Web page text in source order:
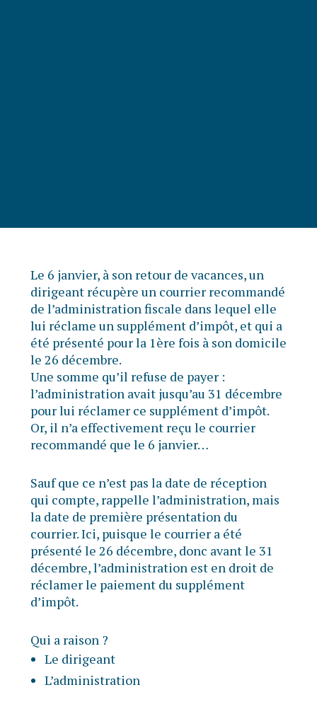
Le 6 janvier, à son retour de vacances, un
dirigeant récupère un courrier recommandé
de l’administration fiscale dans lequel elle
lui réclame un supplément d’impôt, et qui a
été présenté pour la 1ère fois à son domicile
le 26 décembre.
Une somme qu’il refuse de payer :
l’administration avait jusqu’au 31 décembre
pour lui réclamer ce supplément d’impôt.
Or, il n’a effectivement reçu le courrier
recommandé que le 6 janvier…
Sauf que ce n’est pas la date de réception
qui compte, rappelle l’administration, mais
la date de première présentation du
courrier. Ici, puisque le courrier a été
présenté le 26 décembre, donc avant le 31
décembre, l’administration est en droit de
réclamer le paiement du supplément
d’impôt.
Qui a raison ?
Le dirigeant
L’administration